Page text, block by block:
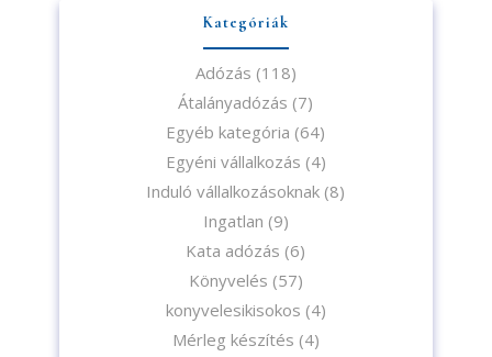
Kategóriák
Adózás (118)
Átalányadózás (7)
Egyéb kategória (64)
Egyéni vállalkozás (4)
Induló vállalkozásoknak (8)
Ingatlan (9)
Kata adózás (6)
Könyvelés (57)
konyvelesikisokos (4)
Mérleg készítés (4)